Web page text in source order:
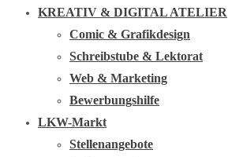
KREATIV & DIGITAL ATELIER
Comic & Grafikdesign
Schreibstube & Lektorat
Web & Marketing
Bewerbungshilfe
LKW-Markt
Stellenangebote